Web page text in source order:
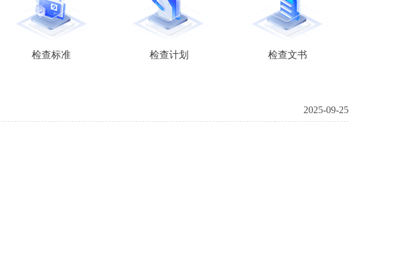
检查标准 检查计划 检查文书
2025-09-25